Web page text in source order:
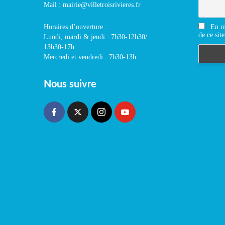
Mail : mairie@villetroisrivieres.fr
Horaires d’ouverture :
Lundi, mardi & jeudi : 7h30-12h30/
13h30-17h
Mercredi et vendredi : 7h30-13h
Nous suivre
En
de ce site